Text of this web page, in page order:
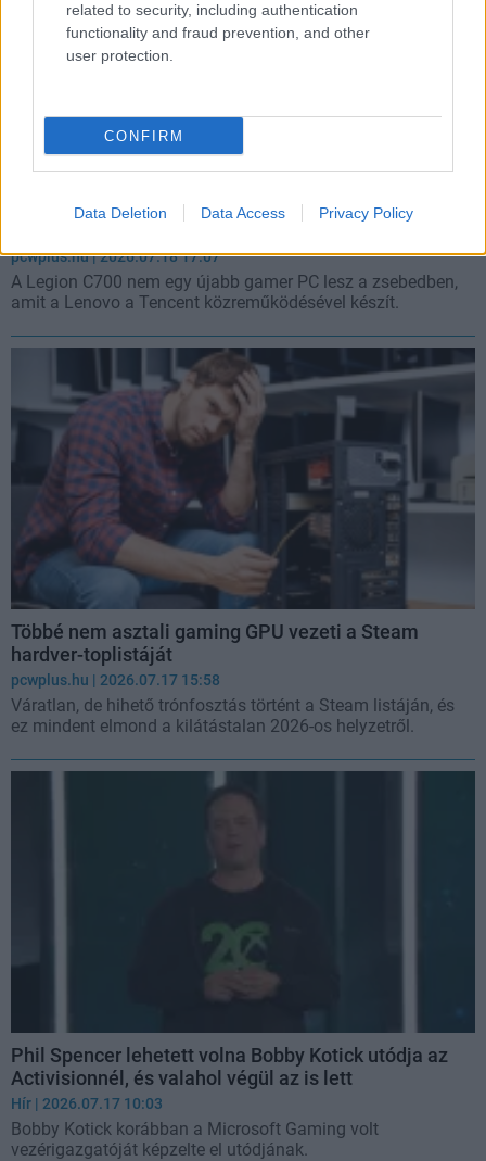
related to security, including authentication
functionality and fraud prevention, and other
user protection.
CONFIRM
Data Deletion Data Access Privacy Policy
120 Hz-es kijelzővel és driftbiztos karokkal érkezik a
pcwplus.hu| 2026.07.18 17:07
A Legion C700 nem egy újabb gamer PC lesz a zsebedben,
amit a Lenovo a Tencent közreműködésével készít.
Többé nem asztali gaming GPU vezeti a Steam
hardver-toplistáját
pcwplus.hu | 2026.07.17 15:58
Váratlan, de hihető trónfosztás történt a Steam listáján, és
ez mindent elmond a kilátástalan 2026-os helyzetről.
Phil Spencer lehetett volna Bobby Kotick utódja az
Activisionnél, és valahol végül az is lett
Hír | 2026.07.17 10:03
Bobby Kotick korábban a Microsoft Gaming volt
vezérigazgatóját képzelte el utódjának.